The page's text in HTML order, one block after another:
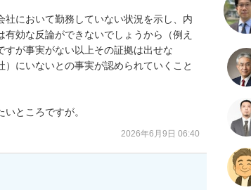
において勤務していない状況を示し、内
効な反論ができないでしょうから（例え
が事実がない以上その証拠は出せな
にいないとの事実が認められていくこと
ところですが。
2026年6月9日 06:40